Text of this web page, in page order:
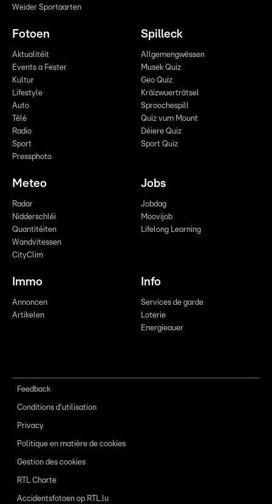
Weider Sportaarten
Fotoen
Aktualitéit
Events a Fester
Kultur
Lifestyle
Auto
Télé
Radio
Sport
Pressphoto
Spilleck
Allgemengwëssen
Musek Quiz
Geo Quiz
Kräizwuerträtsel
Sproochespill
Quiz vum Mount
Déiere Quiz
Sport Quiz
Meteo
Radar
Nidderschléi
Quantitéiten
Wandvitessen
CityClim
Jobs
Jobdag
Moovijob
Lifelong Learning
Immo
Annoncen
Artikelen
Info
Services de garde
Loterie
Energieauer
Feedback
Conditions d'utilisation
Privacy
Politique en matière de cookies
Gestion des cookies
RTL Charte
Accidentsfotoen op RTL.lu